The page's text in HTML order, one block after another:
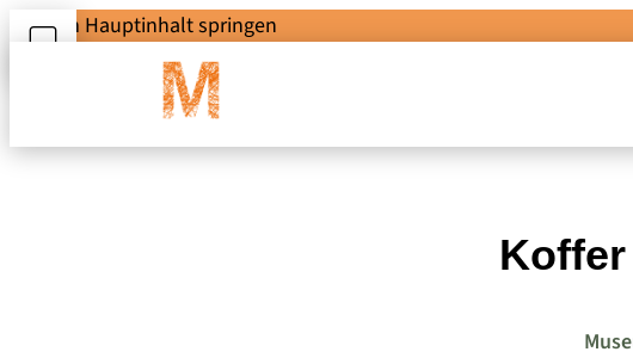
Zum Hauptinhalt springen